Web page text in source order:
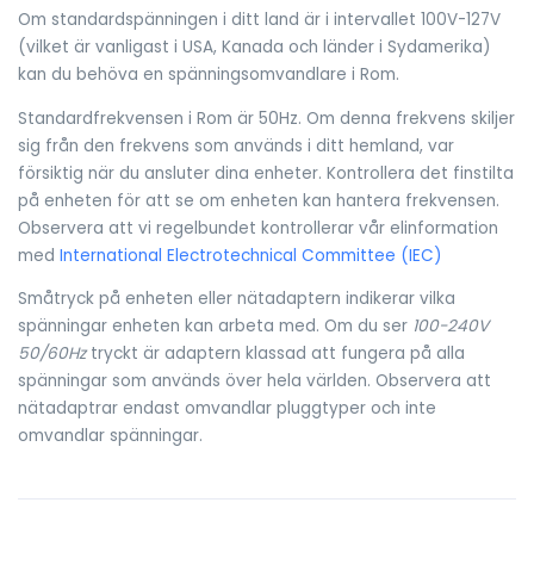
Om standardspänningen i ditt land är i intervallet 100V-127V
(vilket är vanligast i USA, Kanada och länder i Sydamerika)
kan du behöva en spänningsomvandlare i Rom.
Standardfrekvensen i Rom är 50Hz. Om denna frekvens skiljer
sig från den frekvens som används i ditt hemland, var
försiktig när du ansluter dina enheter. Kontrollera det finstilta
på enheten för att se om enheten kan hantera frekvensen.
Observera att vi regelbundet kontrollerar vår elinformation
med International Electrotechnical Committee (IEC)
Småtryck på enheten eller nätadaptern indikerar vilka
spänningar enheten kan arbeta med. Om du ser 100-240V
50/60Hztryckt är adaptern klassad att fungera på alla
spänningar som används över hela världen. Observera att
nätadaptrar endast omvandlar pluggtyper och inte
omvandlar spänningar.